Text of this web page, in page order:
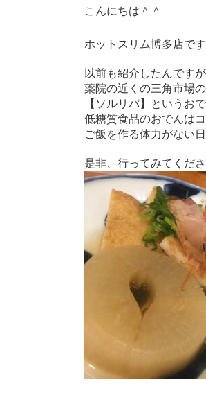
こんにちは＾＾
ホットスリム博多店です
以前も紹介したんですが
薬院の近くの三角市場
【ソルリバ】というお
低糖質食品のおでんは
ご飯を作る体力がない
是非、行ってみてくだ